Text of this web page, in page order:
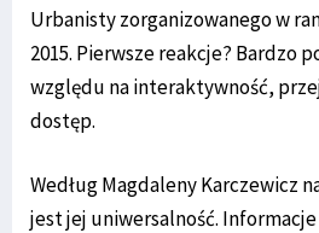
Urbanisty zorganizowanego w
2015. Pierwsze reakcje? Bardzo
względu na interaktywność,
dostęp.
Według Magdaleny Karczewicz
jest jej uniwersalność.